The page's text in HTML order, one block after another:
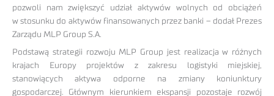
pozwoli nam zwiększyć udział aktywów wolnych od obciążeń
w stosunku do aktywów finansowanych przez banki – dodał Prezes
Zarządu MLP Group S.A.
Podstawą strategii rozwoju MLP Group jest realizacja w różnych
krajach Europy projektów z zakresu logistyki miejskiej,
stanowiących aktywa odporne na zmiany koniunktury
gospodarczej. Głównym kierunkiem ekspansji pozostaje rozwój